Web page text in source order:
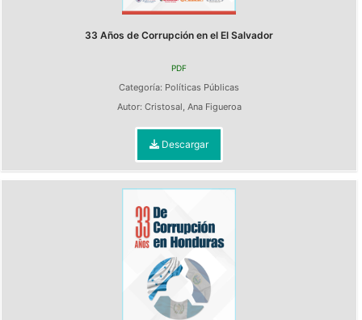
33 Años de Corrupción en el El Salvador
PDF
Categoría: Políticas Públicas
Autor: Cristosal, Ana Figueroa
Descargar